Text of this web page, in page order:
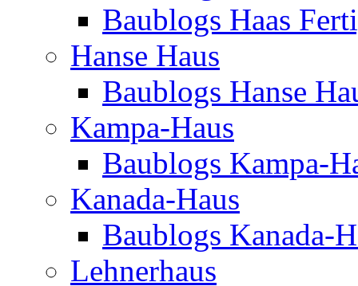
Baublogs Haas
Hanse Haus
Baublogs Hanse
Kampa-Haus
Baublogs Kampa-
Kanada-Haus
Baublogs Kanada-
Lehnerhaus